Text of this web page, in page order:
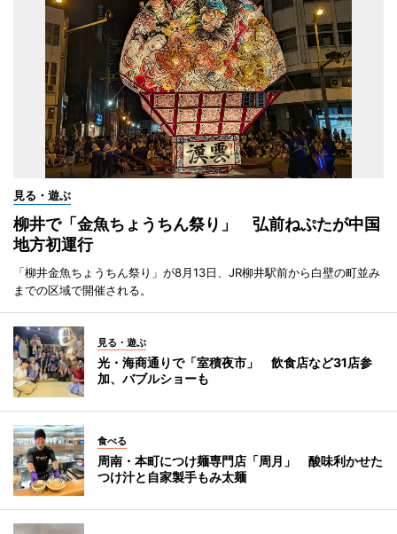
見る・遊ぶ
柳井で「金魚ちょうちん祭り」 弘前ねぷたが中国
地方初運行
「柳井金魚ちょうちん祭り」が8月13日、JR柳井駅前から白壁の町並み
までの区域で開催される。
見る・遊ぶ
光・海商通りで「室積夜市」 飲食店など31店参
加、バブルショーも
食べる
周南・本町につけ麺専門店「周月」 酸味利かせた
つけ汁と自家製手もみ太麺